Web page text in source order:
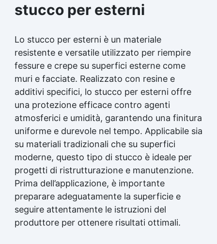
stucco per esterni
Lo stucco per esterni è un materiale
resistente e versatile utilizzato per riempire
fessure e crepe su superfici esterne come
muri e facciate. Realizzato con resine e
additivi specifici, lo stucco per esterni offre
una protezione efficace contro agenti
atmosferici e umidità, garantendo una finitura
uniforme e durevole nel tempo. Applicabile sia
su materiali tradizionali che su superfici
moderne, questo tipo di stucco è ideale per
progetti di ristrutturazione e manutenzione.
Prima dell’applicazione, è importante
preparare adeguatamente la superficie e
seguire attentamente le istruzioni del
produttore per ottenere risultati ottimali.